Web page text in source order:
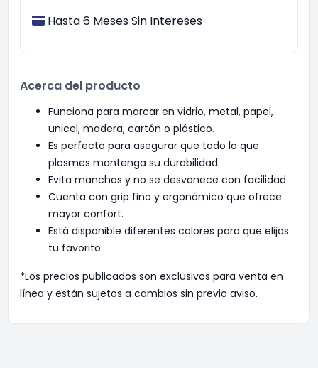
Hasta 6 Meses Sin Intereses
Acerca del producto
Funciona para marcar en vidrio, metal, papel,
unicel, madera, cartón o plástico.
Es perfecto para asegurar que todo lo que
plasmes mantenga su durabilidad.
Evita manchas y no se desvanece con facilidad.
Cuenta con grip fino y ergonómico que ofrece
mayor confort.
Está disponible diferentes colores para que elijas
tu favorito.
*Los precios publicados son exclusivos para venta en
línea y están sujetos a cambios sin previo aviso.